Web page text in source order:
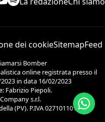
dei cookieSitemapFeed
Bomber
online registrata presso il
in data 16/02/2023
Fabrizio Piepoli.
s.r.l.
(PV). P.IVA 02710110186.